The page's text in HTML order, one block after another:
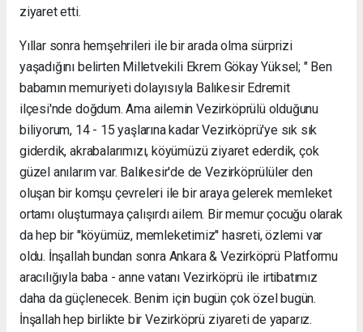
ziyaret etti.
Yıllar sonra hemşehrileri ile bir arada olma sürprizi
yaşadığını belirten Milletvekili Ekrem Gökay Yüksel; " Ben
babamın memuriyeti dolayısıyla Balıkesir Edremit
ilçesi'nde doğdum. Ama ailemin Vezirköprülü olduğunu
biliyorum, 14 - 15 yaşlarına kadar Vezirköprü'ye sık sık
giderdik, akrabalarımızı, köyümüzü ziyaret ederdik, çok
güzel anılarım var. Balıkesir'de de Vezirköprülüler den
oluşan bir komşu çevreleri ile bir araya gelerek memleket
ortamı oluşturmaya çalışırdı ailem. Bir memur çocuğu olarak
da hep bir ''köyümüz, memleketimiz'' hasreti, özlemi var
oldu. İnşallah bundan sonra Ankara & Vezirköprü Platformu
aracılığıyla baba - anne vatanı Vezirköprü ile irtibatımız
daha da güçlenecek. Benim için bugün çok özel bugün.
İnşallah hep birlikte bir Vezirköprü ziyareti de yaparız.